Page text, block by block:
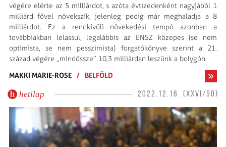
végére elérte az 5 milliárdot, s azóta évtizedenként nagyjából 1
milliárd fővel növekszik, jelenleg pedig már meghaladja a 8
milliárdot. Ez a rendkívüli növekedési tempó azonban a
továbbiakban lelassul, legalábbis az ENSZ közepes (se nem
optimista, se nem pesszimista) forgatókönyve szerint a 21.
század végére „mindössze” 10,3 milliárdan leszünk a bolygón.
MAKKI MARIE-ROSE / BELFÖLD
hetilap 2022.12.16. (XXVI/50)